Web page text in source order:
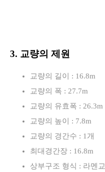
3. 교량의 제원
교량의 길이 : 16.8m
교량의 폭 : 27.7m
교량의 유효폭 : 26.3m
교량의 높이 : 7.8m
교량의 경간수 : 1개
최대경간장 : 16.8m
상부구조 형식 : 라멘교